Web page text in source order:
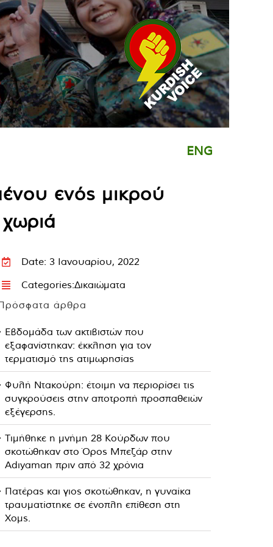
ENG
ενός μικρού
Date: 3 Ιανουαρίου, 2022
Categories:Δικαιώματα
άρθρα
Εβδομάδα των ακτιβιστών που
εξαφανίστηκαν: έκκληση για τον
τερματισμό της ατιμωρησίας
Φυλή Ντακούρη: έτοιμη να περιορίσει τις
συγκρούσεις στην αποτροπή προσπαθειών
εξέγερσης.
Τιμήθηκε η μνήμη 28 Κούρδων που
σκοτώθηκαν στο Όρος Μπεζάρ στην
Adıyaman πριν από 32 χρόνια
Πατέρας και γιος σκοτώθηκαν, η γυναίκα
τραυματίστηκε σε ένοπλη επίθεση στη
Χομς.